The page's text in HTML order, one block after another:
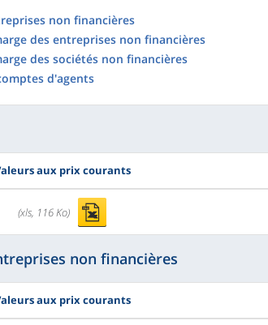
non financières
des entreprises non financières
des sociétés non financières
d'agents
aux prix courants
(xls, 116 Ko)
non financières
aux prix courants